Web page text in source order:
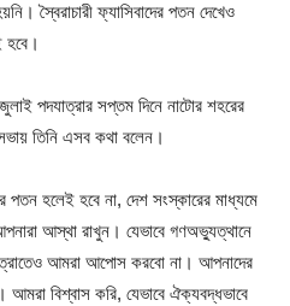
স্বৈরাচারী ফ্যাসিবাদের পতন দেখেও
হবে।
পদযাত্রার সপ্তম দিনে নাটোর শহরের
তিনি এসব কথা বলেন।
পতন হলেই হবে না, দেশ সংস্কারের মাধ্যমে
আস্থা রাখুন। যেভাবে গণঅভ্যুত্থানে
আমরা আপোস করবো না। আপনাদের
বিশ্বাস করি, যেভাবে ঐক্যবদ্ধভাবে